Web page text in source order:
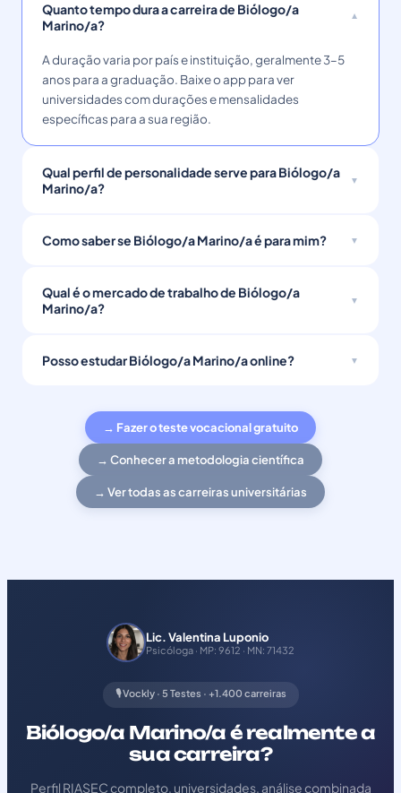
Quanto tempo dura a carreira de Biólogo/a
Marino/a?
A duração varia por país e instituição, geralmente 3–5
anos para a graduação. Baixe o app para ver
universidades com durações e mensalidades
específicas para a sua região.
Qual perfil de personalidade serve para Biólogo/a
Marino/a?
Como saber se Biólogo/a Marino/a é para mim?
Qual é o mercado de trabalho de Biólogo/a
Marino/a?
Posso estudar Biólogo/a Marino/a online?
→ Fazer o teste vocacional gratuito
→ Conhecer a metodologia científica
→ Ver todas as carreiras universitárias
Lic. Valentina Luponio
Psicóloga · MP: 9612 · MN: 71432
🎙️ Vockly · 5 Testes · +1.400 carreiras
Biólogo/a Marino/a é realmente a
sua carreira?
Perfil RIASEC completo, universidades, análise combinada